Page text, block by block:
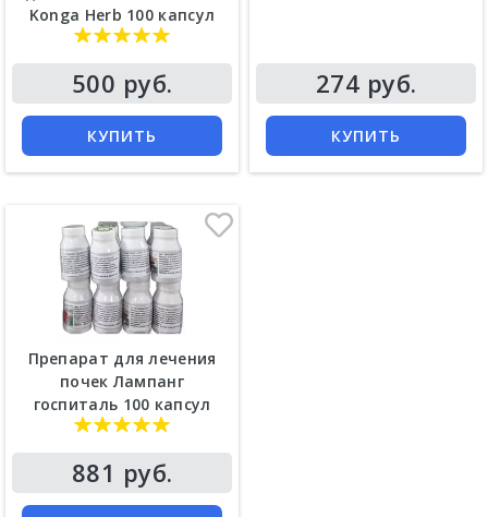
Konga Herb 100 капсул
500 руб.
КУПИТЬ
274 руб.
КУПИТЬ
Препарат для лечения
почек Лампанг
госпиталь 100 капсул
881 руб.